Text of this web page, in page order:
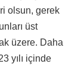
olsun, gerek
üst
üzere. Daha
yılı içinde